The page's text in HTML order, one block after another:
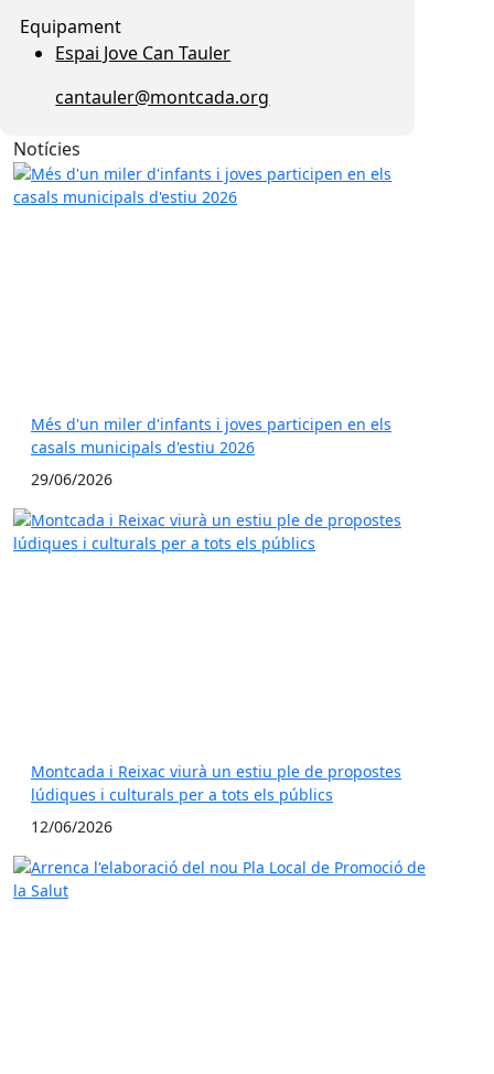
Equipament
Espai Jove Can Tauler
Espai Jove Can Tauler
cantauler@montcada.org
Notícies
Més d'un miler d'infants i joves participen en els
casals municipals d'estiu 2026
29/06/2026
Montcada i Reixac viurà un estiu ple de propostes
lúdiques i culturals per a tots els públics
12/06/2026